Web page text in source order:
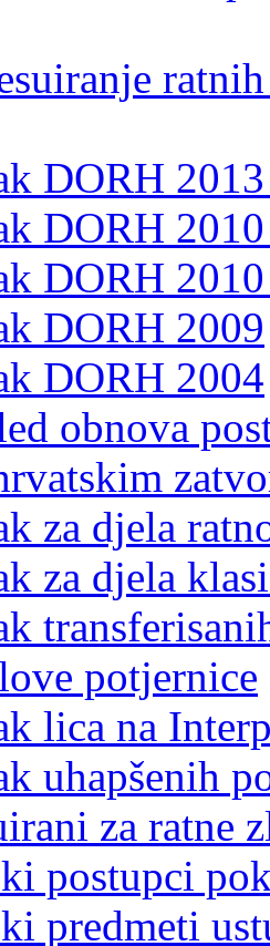
DORH
DORH
DORH
DORH 2009
DORH 2004
obnova
za djela
za djela
potjernice
lica na
uhapšenih
za ratne
postupci
predmeti